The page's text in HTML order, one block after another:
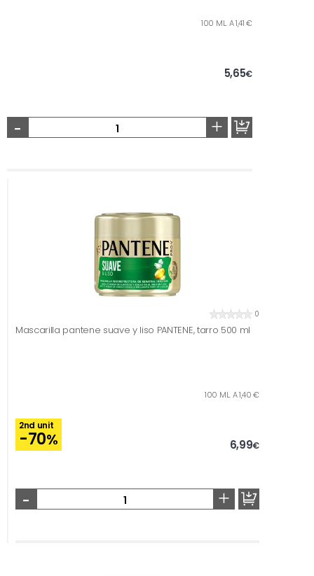
100 ML. A 1,41 €
5,65€
- +
0
Mascarilla pantene suave y liso PANTENE, tarro 500 ml
100 ML. A 1,40 €
2nd unit
-70% 6,99€
- +